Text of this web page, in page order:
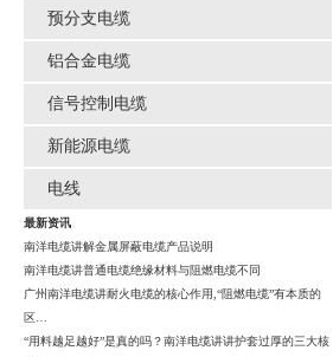
预分支电缆
铝合金电缆
信号控制电缆
新能源电缆
电线
最新资讯
南洋电缆讲解金属屏蔽电缆产品说明
南洋电缆讲普通电缆绝缘材料与阻燃电缆不同
广州南洋电缆讲耐火电缆的核心作用,“阻燃电缆”有本质的
区…
“用料越足越好”是真的吗？南洋电缆讲讲护套过厚的三大核